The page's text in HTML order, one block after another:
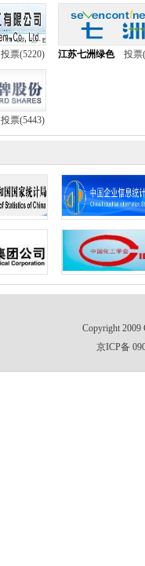
投票(5220) 江苏七洲绿色 投票
投票(5443)
Copyright 2009
京ICP备